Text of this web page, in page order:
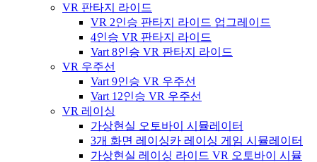
VR 판타지 라이드
VR 2인승 판타지 라이드 업그레이드
4인승 VR 판타지 라이드
Vart 8인승 VR 판타지 라이드
VR 우주선
Vart 9인승 VR 우주선
Vart 12인승 VR 우주선
VR 레이싱
가상현실 오토바이 시뮬레이터
3개 화면 레이싱카 레이싱 게임 시뮬레이터
가상현실 레이싱 라이드 VR 오토바이 시뮬